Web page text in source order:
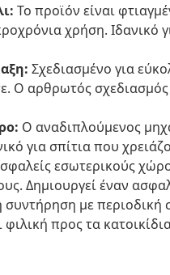
Το προϊόν είναι
χρήση. Ιδανικό
Σχεδιασμένο για
Ο αρθρωτός σχεδιασμός
Ο αναδιπλούμενος
για σπίτια που
εσωτερικούς
Δημιουργεί έναν
συντήρηση με
προς τα